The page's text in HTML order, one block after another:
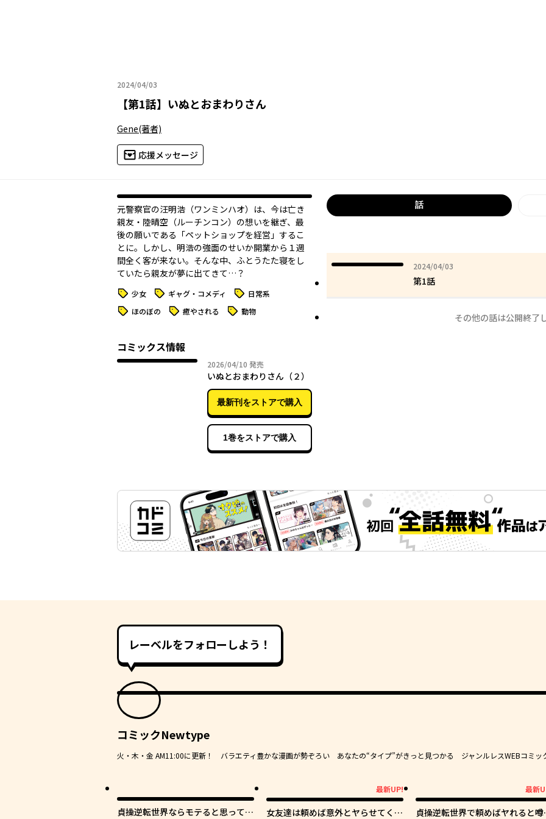
2024/04/03
2024年04月03日
【第1話】 いぬとおまわりさん
Gene(著者)
応援メッセージ
元警察官の汪明浩（ワンミンハオ）は、今は亡き
親友・陸晴空（ルーチンコン）の想いを継ぎ、最
後の願いである「ペットショップを経営」するこ
とに。しかし、明浩の強面のせいか開業から１週
間全く客が来ない。そんな中、ふとうたた寝をし
ていたら親友が夢に出てきて…？
タグ 少女 タグ ギャグ・コメディ タグ 日常系
タグ ほのぼの タグ 癒やされる タグ 動物
コミックス情報
2026/04/10 2026年04月10日
発売
いぬとおまわりさん（２）
最新刊をストアで購入
1巻をストアで購入
話
2024/04/03
2024年04月03日
第1話
その他の話は公開終了
レーベルをフォローしよう！
コミックNewtype
火・木・金 AM11:00に更新！ バラエティ豊かな漫画が勢ぞろい あなたの“タイプ”がきっと見つかる ジャンルレスWEBコミッ
貞操逆転世界ならモテると思ってい
最新UP!
女友達は頼めば意外とヤらせてくれ
最新
貞操逆転世界で頼めばヤれると噂